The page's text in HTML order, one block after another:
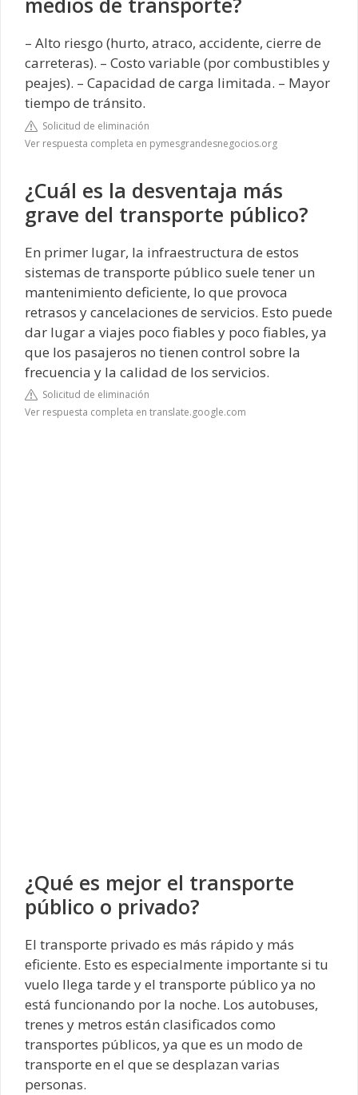
– Alto riesgo (hurto, atraco, accidente, cierre de
carreteras). – Costo variable (por combustibles y
peajes). – Capacidad de carga limitada. – Mayor
tiempo de tránsito.
Solicitud de eliminación
Ver respuesta completa en pymesgrandesnegocios.org
¿Cuál es la desventaja más
grave del transporte público?
En primer lugar, la infraestructura de estos
sistemas de transporte público suele tener un
mantenimiento deficiente, lo que provoca
retrasos y cancelaciones de servicios. Esto puede
dar lugar a viajes poco fiables y poco fiables, ya
que los pasajeros no tienen control sobre la
frecuencia y la calidad de los servicios.
Solicitud de eliminación
Ver respuesta completa en translate.google.com
¿Qué es mejor el transporte
público o privado?
El transporte privado es más rápido y más
eficiente. Esto es especialmente importante si tu
vuelo llega tarde y el transporte público ya no
está funcionando por la noche. Los autobuses,
trenes y metros están clasificados como
transportes públicos, ya que es un modo de
transporte en el que se desplazan varias
personas.